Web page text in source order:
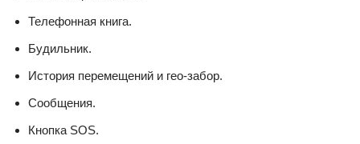
Телефонная книга.
Будильник.
История перемещений и гео-забор.
Сообщения.
Кнопка SOS.